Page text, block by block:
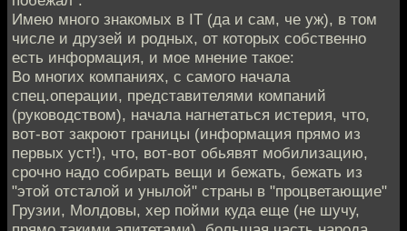
Имею много знакомых в IT (да и сам, че уж), в том
числе и друзей и родных, от которых собственно
есть информация, и мое мнение такое:
Во многих компаниях, с самого начала
спец.операции, представителями компаний
(руководством), начала нагнетаться истерия, что,
вот-вот закроют границы (информация прямо из
первых уст!), что, вот-вот обьявят мобилизацию,
срочно надо собирать вещи и бежать, бежать из
"этой отсталой и унылой" страны в "процветающие"
Грузии, Молдовы, хер пойми куда еще (не шучу,